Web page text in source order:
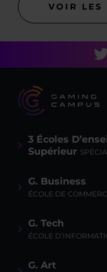
VOIR LES
3 Écoles
Supérieur
G. Business
ÉCOLE DE
G. Tech
ÉCOLE
G. Art